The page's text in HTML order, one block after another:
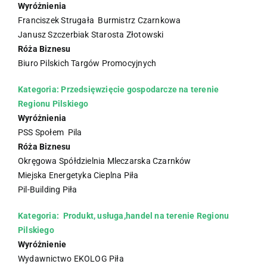
Wyróżnienia
Franciszek Strugała Burmistrz Czarnkowa
Janusz Szczerbiak Starosta Złotowski
Róża Biznesu
Biuro Pilskich Targów Promocyjnych
Kategoria: Przedsięwzięcie gospodarcze na terenie
Regionu Pilskiego
Wyróżnienia
PSS Społem Pila
Róża Biznesu
Okręgowa Spółdzielnia Mleczarska Czarnków
Miejska Energetyka Cieplna Piła
Pil-Building Piła
Kategoria: Produkt, usługa,handel na terenie Regionu
Pilskiego
Wyróżnienie
Wydawnictwo EKOLOG Piła